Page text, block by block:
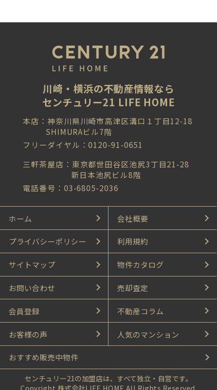
川崎・横浜の不動産情報なら
センチュリー21 LIFE HOME
本店：神奈川県川崎市高津区溝口１丁目12-18
SHIMURAビル7階
フリーダイヤル：0120-91-0651
三軒茶屋店：東京都世田谷区池尻3丁目21-28
新日本池尻ビル8階
電話番号：03-6805-2036
ホーム 会社概要
プライバシーポリシー 利用規約
サイトマップ 物件カタログ
お問い合わせ 売却査定
会員登録 不動産コラム
お客様の声 人気のマンション
おすすめ販売中物件
センチュリー21の加盟店は、すべて独立・自営です。
Copyright 株式会社LIFE HOME All Rights Reserved.